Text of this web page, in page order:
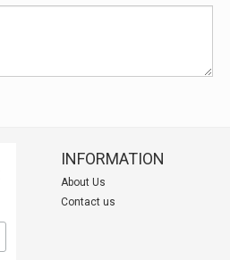
INFORMATION
About Us
Contact us